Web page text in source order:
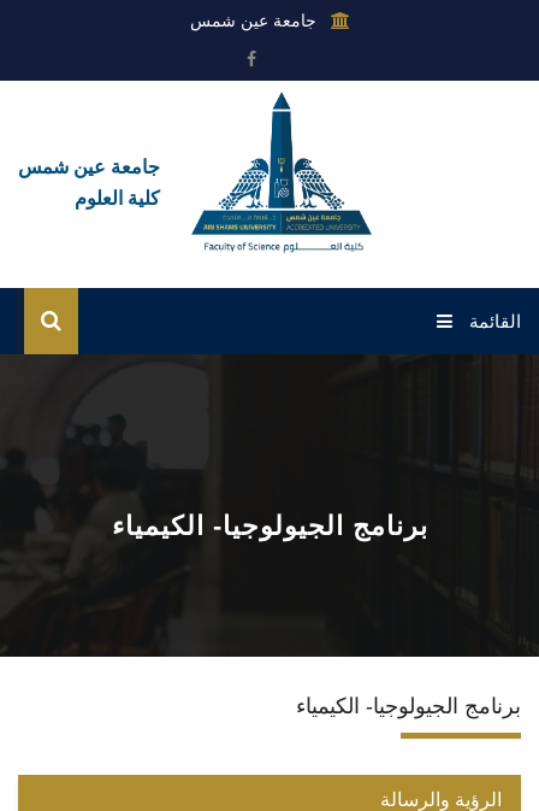
جامعة عين شمس
جامعة عين شمس
كلية العلوم
القائمة
برنامج الجيولوجيا- الكيمياء
برنامج الجيولوجيا- الكيمياء
الرؤية والرسالة